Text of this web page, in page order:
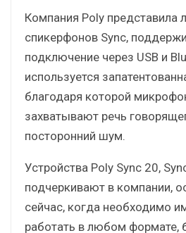
Компания Poly представила
спикерфонов Sync,
подключение через USB и
используется
благодаря которой
захватывают речь
посторонний шум.
Устройства Poly Sync 20,
подчеркивают в компании,
сейчас, когда необходимо
работать в любом формате,